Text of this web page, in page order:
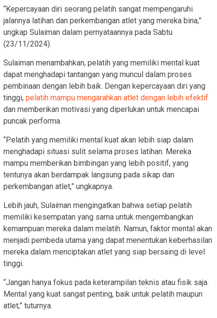
“Kepercayaan diri seorang pelatih sangat mempengaruhi
jalannya latihan dan perkembangan atlet yang mereka bina,”
ungkap Sulaiman dalam pernyataannya pada Sabtu
(23/11/2024).
Sulaiman menambahkan, pelatih yang memiliki mental kuat
dapat menghadapi tantangan yang muncul dalam proses
pembinaan dengan lebih baik. Dengan kepercayaan diri yang
tinggi, pelatih mampu mengarahkan atlet dengan lebih efektif
dan memberikan motivasi yang diperlukan untuk mencapai
puncak performa.
“Pelatih yang memiliki mental kuat akan lebih siap dalam
menghadapi situasi sulit selama proses latihan. Mereka
mampu memberikan bimbingan yang lebih positif, yang
tentunya akan berdampak langsung pada sikap dan
perkembangan atlet,” ungkapnya.
Lebih jauh, Sulaiman mengingatkan bahwa setiap pelatih
memiliki kesempatan yang sama untuk mengembangkan
kemampuan mereka dalam melatih. Namun, faktor mental akan
menjadi pembeda utama yang dapat menentukan keberhasilan
mereka dalam menciptakan atlet yang siap bersaing di level
tinggi.
“Jangan hanya fokus pada keterampilan teknis atau fisik saja.
Mental yang kuat sangat penting, baik untuk pelatih maupun
atlet,” tuturnya.